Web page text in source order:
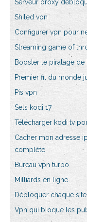
Serveur proxy
Shiled vpn
Configurer vpn pour
Streaming game of
Booster le piratage
Premier fil du monde
Pis vpn
Sels kodi 17
Télécharger kodi tv
Cacher mon adresse
complète
Bureau vpn turbo
Milliards en ligne
Débloquer chaque site
Vpn qui bloque les